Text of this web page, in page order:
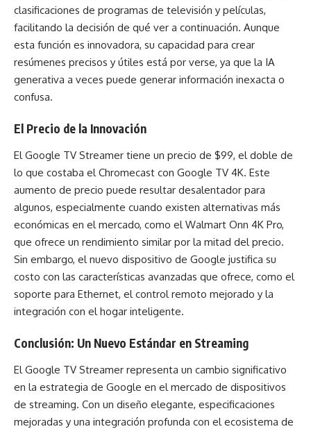
clasificaciones de programas de televisión y películas,
facilitando la decisión de qué ver a continuación. Aunque
esta función es innovadora, su capacidad para crear
resúmenes precisos y útiles está por verse, ya que la IA
generativa a veces puede generar información inexacta o
confusa.
El Precio de la Innovación
El Google TV Streamer tiene un precio de $99, el doble de
lo que costaba el Chromecast con Google TV 4K. Este
aumento de precio puede resultar desalentador para
algunos, especialmente cuando existen alternativas más
económicas en el mercado, como el Walmart Onn 4K Pro,
que ofrece un rendimiento similar por la mitad del precio.
Sin embargo, el nuevo dispositivo de Google justifica su
costo con las características avanzadas que ofrece, como el
soporte para Ethernet, el control remoto mejorado y la
integración con el hogar inteligente.
Conclusión: Un Nuevo Estándar en Streaming
El Google TV Streamer representa un cambio significativo
en la estrategia de Google en el mercado de dispositivos
de streaming. Con un diseño elegante, especificaciones
mejoradas y una integración profunda con el ecosistema de